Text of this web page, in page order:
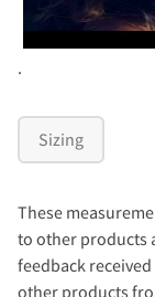
.
Sizing
These
to other products
feedback
other products